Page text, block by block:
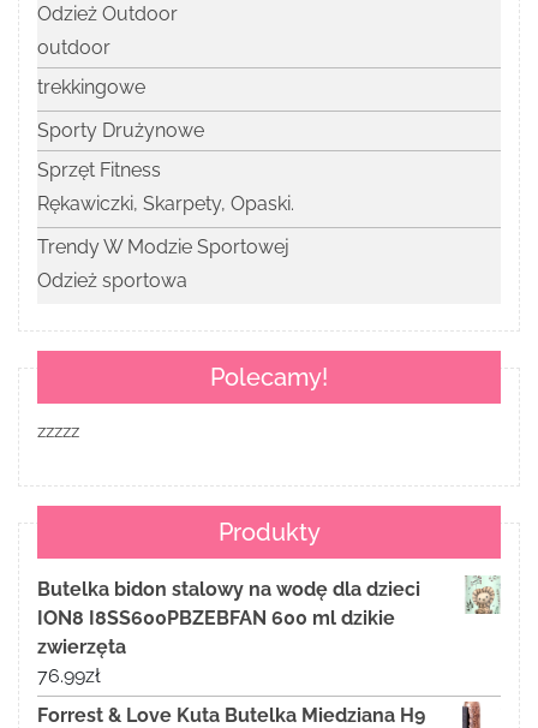
Odzież Outdoor
outdoor
trekkingowe
Sporty Drużynowe
Sprzęt Fitness
Rękawiczki, Skarpety, Opaski.
Trendy W Modzie Sportowej
Odzież sportowa
Polecamy!
zzzzz
Produkty
Butelka bidon stalowy na wodę dla dzieci
ION8 I8SS600PBZEBFAN 600 ml dzikie
zwierzęta
76.99zł
Forrest & Love Kuta Butelka Miedziana H9